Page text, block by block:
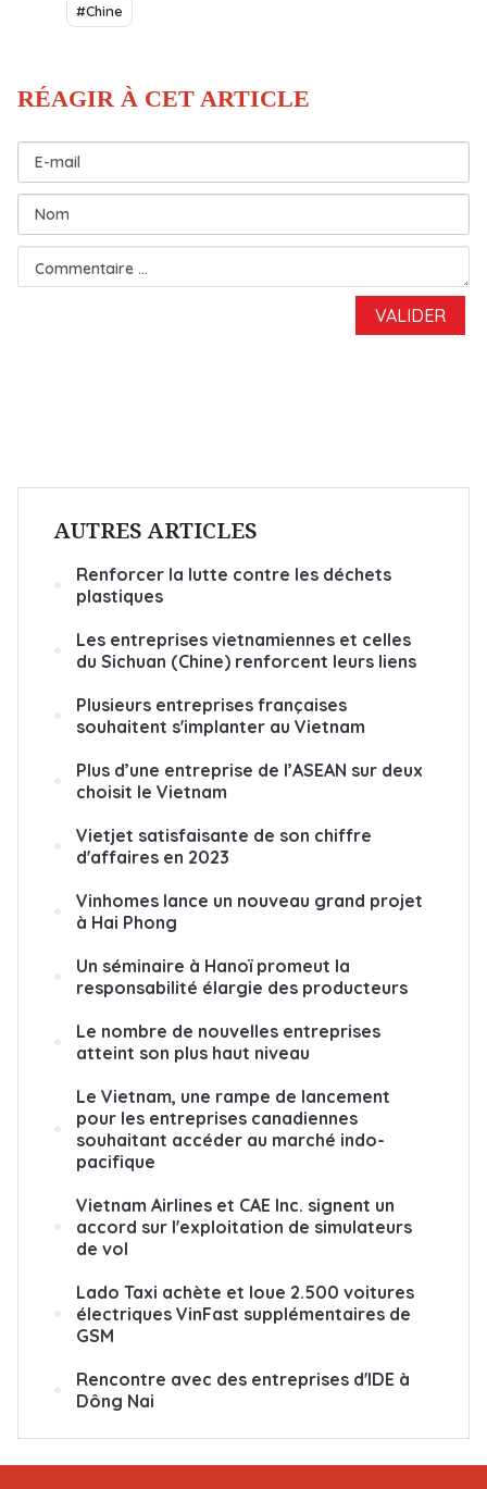
#Chine
AUTRES ARTICLES
Renforcer la lutte contre les déchets
plastiques
Les entreprises vietnamiennes et celles
du Sichuan (Chine) renforcent leurs liens
Plusieurs entreprises françaises
souhaitent s'implanter au Vietnam
Plus d’une entreprise de l’ASEAN sur deux
choisit le Vietnam
Vietjet satisfaisante de son chiffre
d'affaires en 2023
Vinhomes lance un nouveau grand projet
à Hai Phong
Un séminaire à Hanoï promeut la
responsabilité élargie des producteurs
Le nombre de nouvelles entreprises
atteint son plus haut niveau
Le Vietnam, une rampe de lancement
pour les entreprises canadiennes
souhaitant accéder au marché indo-
pacifique
Vietnam Airlines et CAE Inc. signent un
accord sur l'exploitation de simulateurs
de vol
Lado Taxi achète et loue 2.500 voitures
électriques VinFast supplémentaires de
GSM
Rencontre avec des entreprises d'IDE à
Dông Nai